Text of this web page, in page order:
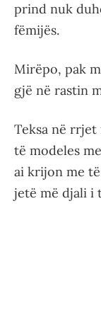
prind nuk
fëmijës.
Mirëpo, pak
gjë në rastin
Teksa në
të modeles
ai krijon me
jetë më djali i